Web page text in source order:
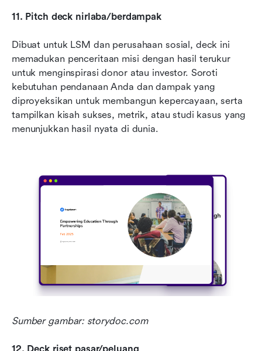
11. Pitch deck nirlaba/berdampak
Dibuat untuk LSM dan perusahaan sosial, deck ini
memadukan penceritaan misi dengan hasil terukur
untuk menginspirasi donor atau investor. Soroti
kebutuhan pendanaan Anda dan dampak yang
diproyeksikan untuk membangun kepercayaan, serta
tampilkan kisah sukses, metrik, atau studi kasus yang
menunjukkan hasil nyata di dunia.
Sumber gambar: storydoc.com